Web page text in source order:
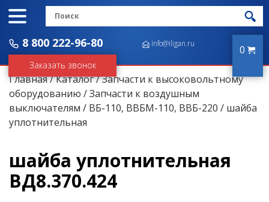
8 800 222-96-80
Заказать звонок
info@iligan.ru 0
Главная/Каталог/Запчасти к высоковольтному
оборудованию /Запчасти к воздушным
выключателям / ВБ-110, ВВБМ-110, ВВБ-220 / шайба
уплотнительная
шайба уплотнительная
ВД8.370.424